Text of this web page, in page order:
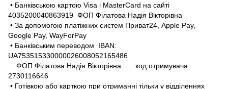
• Банківською картою Visa і MasterCard на сайті
4035200040863919 ФОП Філатова Надія Вікторівна
• За допомогою платіжних систем Приват24, Apple Pay,
Google Pay, WayForPay
• Банківським переводом IBAN:
UA753515330000026008052165486
ФОП Філатова Надія Вікторівна код отримувача:
2730116646
• Готівкою або карткою при отриманні тільки у відділеннях